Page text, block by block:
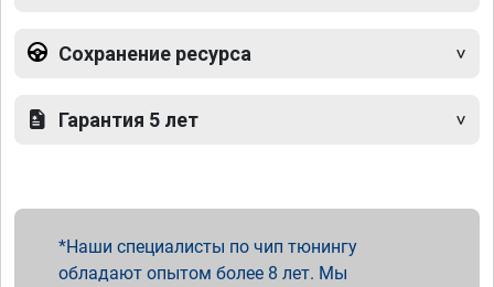
Сохранение ресурса
Гарантия 5 лет
Наши специалисты по чип тюнингу
обладают опытом более 8 лет. Мы